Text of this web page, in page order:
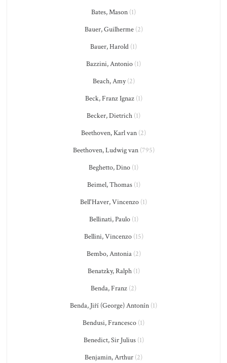
Bates, Mason (1)
Bauer, Guilherme(2)
Bauer, Harold (1)
Bazzini, Antonio (1)
Beach, Amy(2)
Beck, Franz Ignaz(1)
Becker, Dietrich (1)
Beethoven, Karl van (2)
Beethoven, Ludwig van(795)
Beghetto, Dino (1)
Beimel, Thomas(1)
Bell'Haver, Vincenzo (1)
Bellinati, Paulo(1)
Bellini, Vincenzo(15)
Bembo, Antonia(2)
Benatzky, Ralph(1)
Benda, Franz (2)
Benda, Jiří (George) Antonín (1)
Bendusi, Francesco (1)
Benedict, Sir Julius(1)
Benjamin, Arthur (2)